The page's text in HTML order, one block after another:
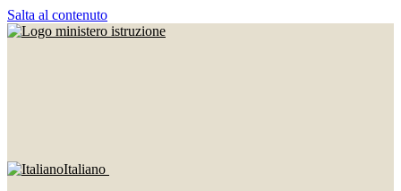
Salta al contenuto
Italiano